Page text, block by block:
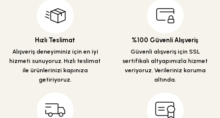
Hızlı Teslimat
Alışveriş deneyiminiz için en iyi
hizmeti sunuyoruz. Hızlı teslimat
ile ürünlerinizi kapınıza
getiriyoruz.
%100 Güvenli Alışveriş
Güvenli alışveriş için SSL
sertifikalı altyapımızla hizmet
veriyoruz. Verileriniz koruma
altında.